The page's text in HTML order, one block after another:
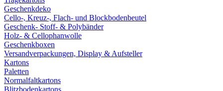
Geschenkdeko
Cello-, Kreuz-, Flach- und Blockbodenbeutel
Geschenk- Stoff- & Polybänder
Holz- & Cellophanwolle
Geschenkboxen
Versandverpackungen, Display & Aufsteller
Kartons
Paletten
Normalfaltkartons